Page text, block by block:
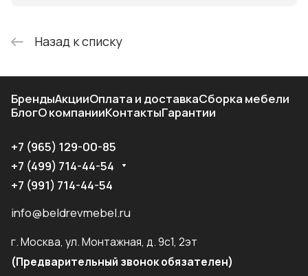
Назад к списку
БрендыАкцииОплата и доставкаСборка мебели
БлогО компанииКонтактыГарантии
+7 (965) 129-00-85
+7 (499) 714-44-54
+7 (991) 714-44-54
info@beldrevmebel.ru
г. Москва, ул. Монтажная, д. 9с1, 2эт
(Предварительный звонок обязателен)